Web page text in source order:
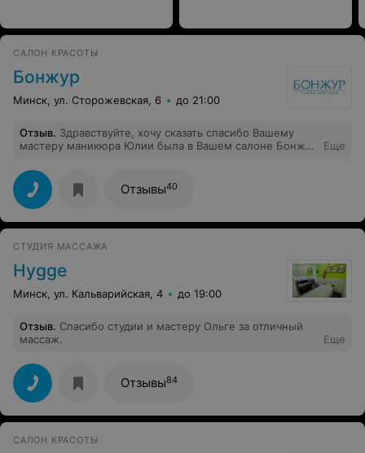
САЛОН КРАСОТЫ
Бонжур
Минск, ул. Сторожевская, 6 до 21:00
Отзыв. Здравствуйте, хочу сказать спасибо Вашему
мастеру маникюра Юлии была в Вашем салоне Бонжур
следующий раз как приеду обязательно приду только к
Юли. Я работаю преподавателем маникюра педикюра
уже 7 лет а до этого 6 лет проработала мастером и
мне угодить очень трудно а особенно хороших
мастеров очень мало но Ваша Юличка выше похвал
вашем салоне. Всем своим родственникам
посоветовала Юлю. Трудовых успехов и процветания
Вам
Еще
Отзывы40
СТУДИЯ МАССАЖА
Hygge
Минск, ул. Кальварийская, 4 до 19:00
Отзыв. Спасибо студии и мастеру Ольге за отличный
массаж.
Еще
Отзывы84
САЛОН КРАСОТЫ